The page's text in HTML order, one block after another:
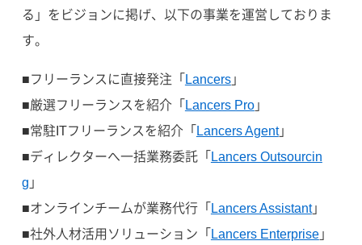
る」をビジョンに掲げ、以下の事業を運営しておりま
す。
■フリーランスに直接発注「 Lancers」
■厳選フリーランスを紹介「 Lancers Pro」
■常駐ITフリーランスを紹介「 Lancers Agent」
■ディレクターへ一括業務委託「 Lancers Outsourcin
g 」
■オンラインチームが業務代行「 Lancers Assistant」
■社外人材活用ソリューション「 Lancers Enterprise」